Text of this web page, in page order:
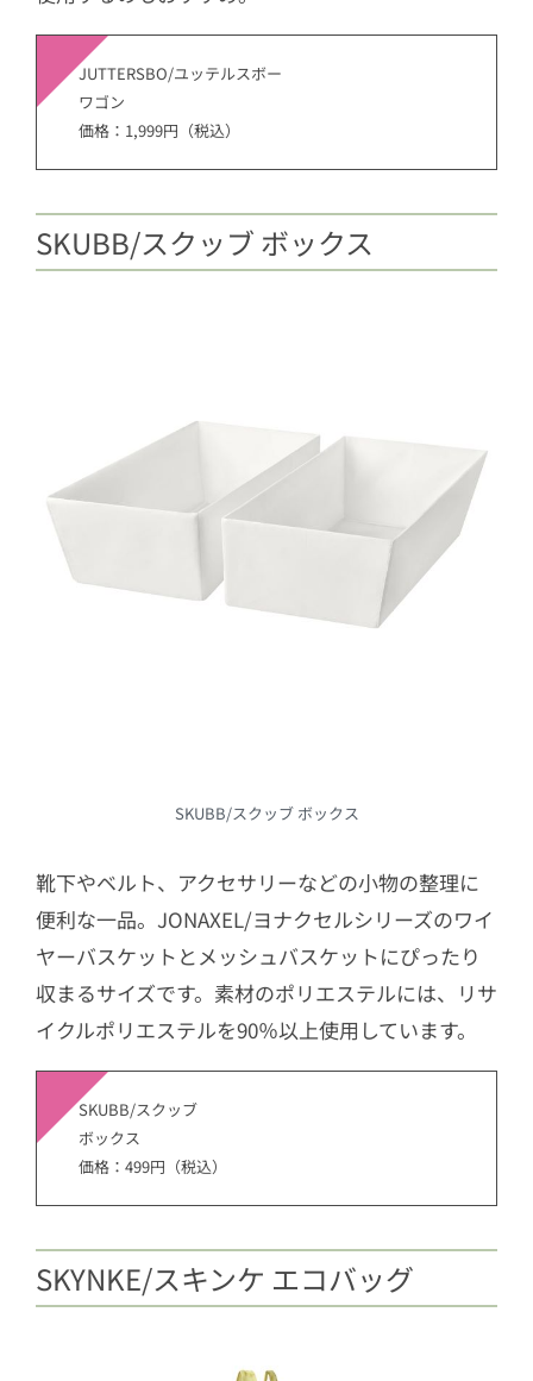
JUTTERSBO/ユッテルスボー
ワゴン
価格：1,999円（税込）
SKUBB/スクッブ ボックス
SKUBB/スクッブ ボックス
靴下やベルト、アクセサリーなどの小物の整理に
便利な一品。JONAXEL/ヨナクセルシリーズのワイ
ヤーバスケットとメッシュバスケットにぴったり
収まるサイズです。素材のポリエステルには、リサ
イクルポリエステルを90％以上使用しています。
SKUBB/スクッブ
ボックス
価格：499円（税込）
SKYNKE/スキンケ エコバッグ